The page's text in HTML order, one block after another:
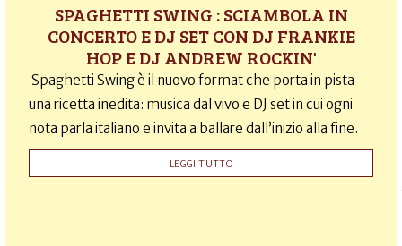
SPAGHETTI SWING : SCIAMBOLA IN
CONCERTO E DJ SET CON DJ FRANKIE
HOP E DJ ANDREW ROCKIN'
Spaghetti Swing è il nuovo format che porta in pista
una ricetta inedita: musica dal vivo e DJ set in cui ogni
nota parla italiano e invita a ballare dall’inizio alla fine.
LEGGI TUTTO